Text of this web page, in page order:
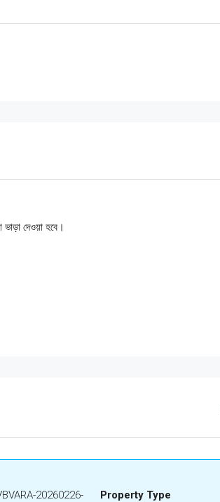
দেওয়া হবে।
20260226-
Property Type